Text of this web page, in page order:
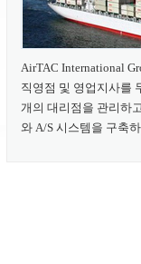
AirTAC International
직영점 및 영업지사를
개의 대리점을 관리하
와 A/S 시스템을 구축